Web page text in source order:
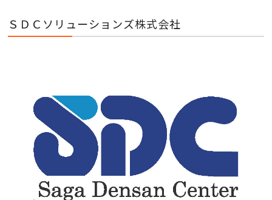
ＳＤＣソリューションズ株式会社